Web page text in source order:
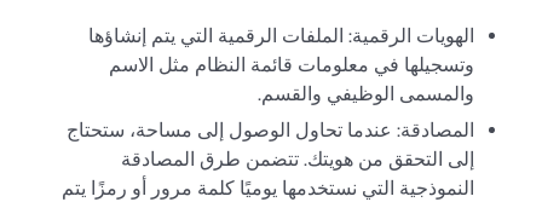
الهويات الرقمية: الملفات الرقمية التي يتم إنشاؤها
وتسجيلها في معلومات قائمة النظام مثل الاسم
والمسمى الوظيفي والقسم.
المصادقة: عندما تحاول الوصول إلى مساحة، ستحتاج
إلى التحقق من هويتك. تتضمن طرق المصادقة
النموذجية التي نستخدمها يوميًا كلمة مرور أو رمزًا يتم